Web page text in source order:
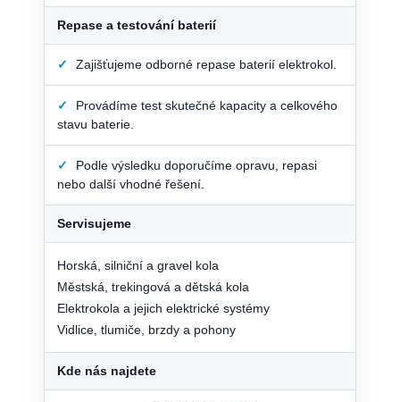
Repase a testování baterií
✓ Zajišťujeme odborné repase baterií elektrokol.
✓
Provádíme test skutečné kapacity a celkového
stavu baterie.
✓
Podle výsledku doporučíme opravu, repasi
nebo další vhodné řešení.
Servisujeme
Horská, silniční a gravel kola
Městská, trekingová a dětská kola
Elektrokola a jejich elektrické systémy
Vidlice, tlumiče, brzdy a pohony
Kde nás najdete